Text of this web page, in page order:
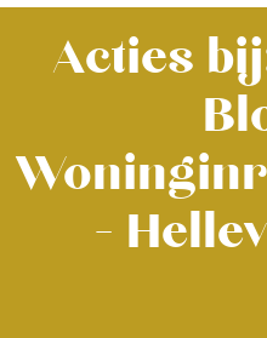
Acties
-